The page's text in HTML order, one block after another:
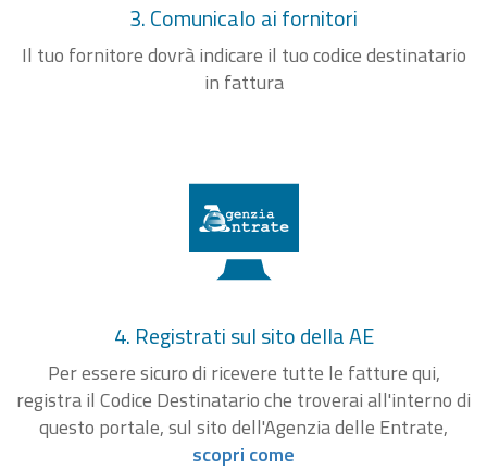
3. Comunicalo ai fornitori
Il tuo fornitore dovrà indicare il tuo codice destinatario
in fattura
4. Registrati sul sito della AE
Per essere sicuro di ricevere tutte le fatture qui,
registra il Codice Destinatario che troverai all'interno di
questo portale, sul sito dell'Agenzia delle Entrate,
scopri come